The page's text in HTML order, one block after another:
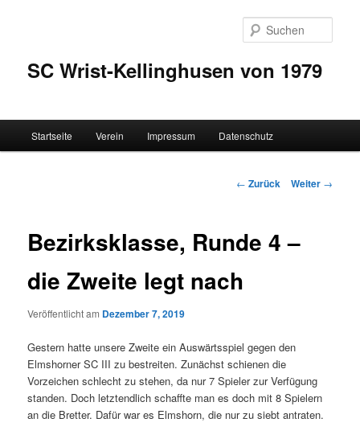
SC Wrist-Kellinghusen von 1979
Startseite Verein Impressum Datenschutz
Beitrags-
← Zurück Weiter →
Bezirksklasse, Runde 4 –
die Zweite legt nach
Veröffentlicht am Dezember 7, 2019
Gestern hatte unsere Zweite ein Auswärtsspiel gegen den
Elmshorner SC III zu bestreiten. Zunächst schienen die
Vorzeichen schlecht zu stehen, da nur 7 Spieler zur Verfügung
standen. Doch letztendlich schaffte man es doch mit 8 Spielern
an die Bretter. Dafür war es Elmshorn, die nur zu siebt antraten.